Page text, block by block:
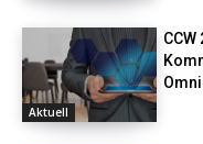
Aktuell